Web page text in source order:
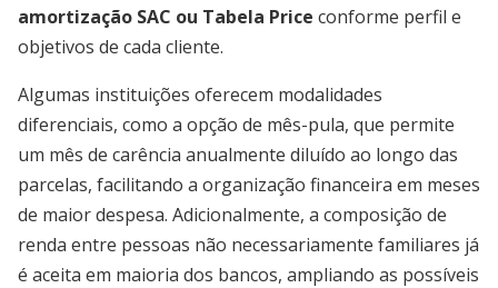
amortização SAC ou Tabela Price conforme perfil e
objetivos de cada cliente.
Algumas instituições oferecem modalidades
diferenciais, como a opção de mês-pula, que permite
um mês de carência anualmente diluído ao longo das
parcelas, facilitando a organização financeira em meses
de maior despesa. Adicionalmente, a composição de
renda entre pessoas não necessariamente familiares já
é aceita em maioria dos bancos, ampliando as possíveis